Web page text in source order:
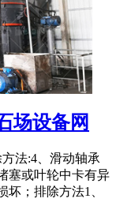
场设备网
法:4、滑动轴承
塞或叶轮中卡有异
；排除方法1、